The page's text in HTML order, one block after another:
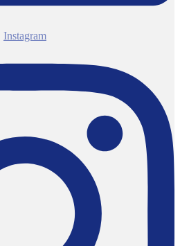
Instagram